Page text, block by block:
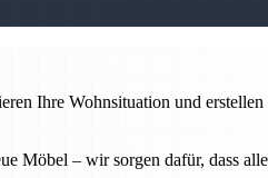
Ihre Wohnsituation und erstellen
Möbel – wir sorgen dafür, dass